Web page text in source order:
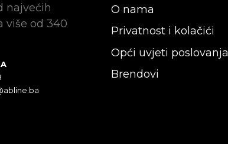
najvećih
više od 340
O nama
Privatnost i kolačići
Opći uvjeti poslovanja
Brendovi